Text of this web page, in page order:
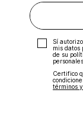
Sí
mis datos
de su
personales‎
Certifico
términos